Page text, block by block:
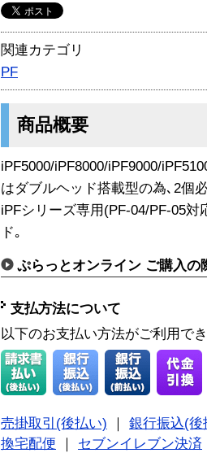
関連カテゴリ
PF
商品概要
iPF5000/iPF8000/iPF9000/
はダブルヘッド搭載型の為､2個
iPFシリーズ専用(PF-04/PF-05
ド｡
ぷらっとオンライン ご購入の
支払方法について
以下のお支払い方法がご利用で
売掛取引(後払い)
銀行振込(後
換宅配便
セブンイレブン決済